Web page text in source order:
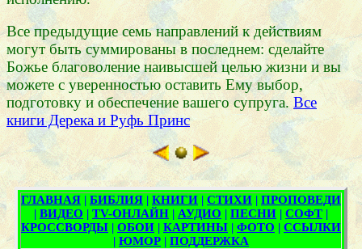
Все предыдущие семь направлений к действиям
могут быть суммированы в последнем: сделайте
Божье благоволение наивысшей целью жизни и вы
можете с уверенностью оставить Ему выбор,
подготовку и обеспечение вашего супруга.Все
книги Дерека и Руфь Принс